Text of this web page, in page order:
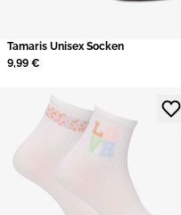
Tamaris Unisex Socken
9,99 €